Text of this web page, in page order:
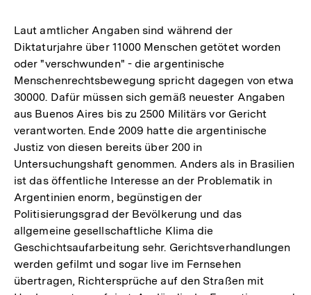
Laut amtlicher Angaben sind während der
Diktaturjahre über 11000 Menschen getötet worden
oder "verschwunden" - die argentinische
Menschenrechtsbewegung spricht dagegen von etwa
30000. Dafür müssen sich gemäß neuester Angaben
aus Buenos Aires bis zu 2500 Militärs vor Gericht
verantworten. Ende 2009 hatte die argentinische
Justiz von diesen bereits über 200 in
Untersuchungshaft genommen. Anders als in Brasilien
ist das öffentliche Interesse an der Problematik in
Argentinien enorm, begünstigen der
Politisierungsgrad der Bevölkerung und das
allgemeine gesellschaftliche Klima die
Geschichtsaufarbeitung sehr. Gerichtsverhandlungen
werden gefilmt und sogar live im Fernsehen
übertragen, Richtersprüche auf den Straßen mit